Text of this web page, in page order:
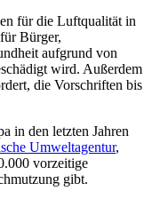
für die Luftqualität in
Bürger,
aufgrund von
wird. Außerdem
die Vorschriften bis
in den letzten Jahren
Umweltagentur,
vorzeitige
gibt.